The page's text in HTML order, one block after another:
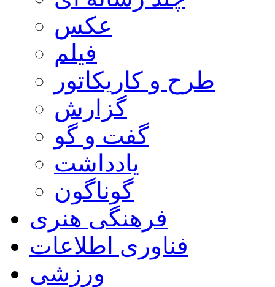
عکس
فیلم
طرح و کاریکاتور
گزارش
گفت و گو
یادداشت
گوناگون
فرهنگی هنری
فناوری اطلاعات
ورزشی